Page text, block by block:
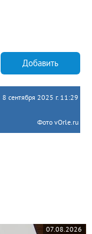
Добавить
8 сентября 2025 г. 11:29
Фото vOrle.ru
07.08.2026